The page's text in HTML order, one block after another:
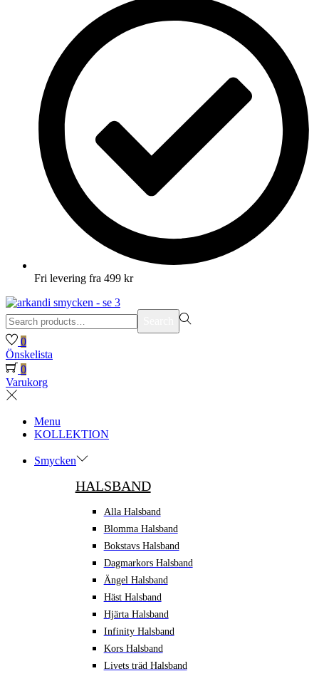
Fri levering fra 499 kr
Search
for:>
0
Önskelista
0
Varukorg
Menu
KOLLEKTION
Smycken
HALSBAND
Alla Halsband
Blomma Halsband
Bokstavs Halsband
Dagmarkors Halsband
Ängel Halsband
Häst Halsband
Hjärta Halsband
Infinity Halsband
Kors Halsband
Livets träd Halsband